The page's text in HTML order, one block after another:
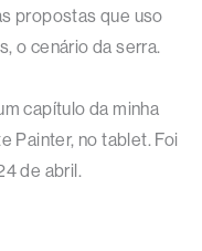
propostas que uso
o cenário da serra.
capítulo da minha
Painter, no tablet. Foi
de abril.